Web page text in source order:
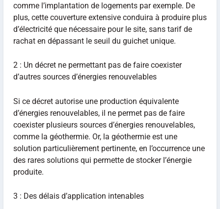
comme l’implantation de logements par exemple. De
plus, cette couverture extensive conduira à produire plus
d’électricité que nécessaire pour le site, sans tarif de
rachat en dépassant le seuil du guichet unique.
2 : Un décret ne permettant pas de faire coexister
d’autres sources d’énergies renouvelables
Si ce décret autorise une production équivalente
d’énergies renouvelables, il ne permet pas de faire
coexister plusieurs sources d’énergies renouvelables,
comme la géothermie. Or, la géothermie est une
solution particulièrement pertinente, en l’occurrence une
des rares solutions qui permette de stocker l’énergie
produite.
3 : Des délais d’application intenables